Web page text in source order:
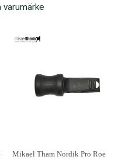
varumärke
Mikael Tham Nordik Pro Roe